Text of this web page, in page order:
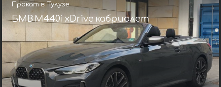
Прокат в Тулузе
БМВ M440i xDrive кабриолет